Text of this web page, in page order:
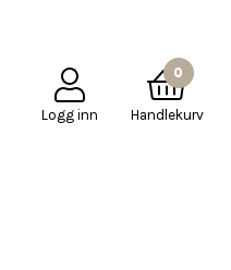
Logg inn
0
Handlekurv